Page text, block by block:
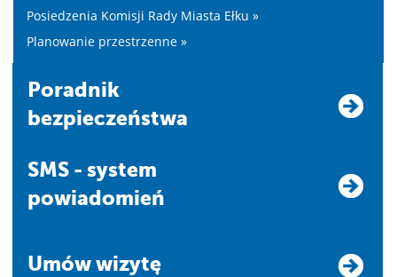
Posiedzenia Komisji Rady Miasta Ełku »
Planowanie przestrzenne »
Poradnik
bezpieczeństwa
SMS - system
powiadomień
Umów wizytę